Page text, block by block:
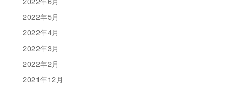
2022年5月
2022年4月
2022年3月
2022年2月
2021年12月